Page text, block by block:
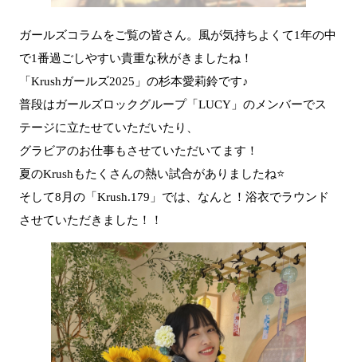
ガールズコラムをご覧の皆さん。風が気持ちよくて1年の中
で1番過ごしやすい貴重な秋がきましたね！
「Krushガールズ2025」の杉本愛莉鈴です♪
普段はガールズロックグループ「LUCY」のメンバーでス
テージに立たせていただいたり、
グラビアのお仕事もさせていただいてます！
夏のKrushもたくさんの熱い試合がありましたね⭐
そして8月の「Krush.179」では、なんと！浴衣でラウンド
させていただきました！！